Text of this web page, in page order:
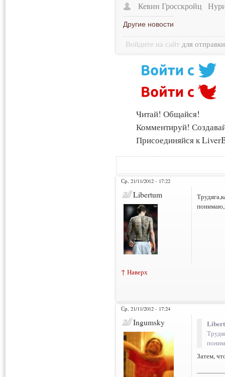
Кевин Гросскройц
Другие новости
Войдите на сайт для
Читай! Общайся!
Комментируй!
Присоединяйся к
Ср, 21/11/2012 - 17:22
Libertum
↑ Наверх
Ср, 21/11/2012 - 17:24
Ingumsky
Затем,